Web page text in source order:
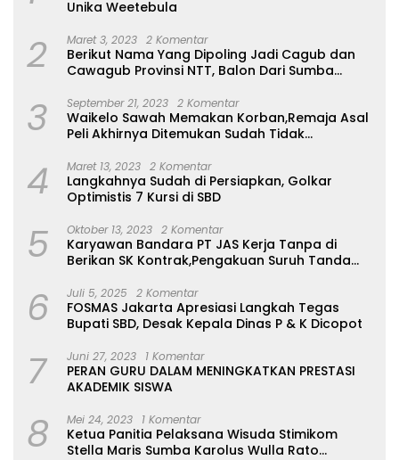
Unika Weetebula
2 Maret 3, 2023 2 Komentar
Berikut Nama Yang Dipoling Jadi Cagub dan
Cawagub Provinsi NTT, Balon Dari Sumba
3 September 21, 2023 2 Komentar
Waikelo Sawah Memakan Korban,Remaja Asal
Peli Akhirnya Ditemukan Sudah Tidak
4 Maret 13, 2023 2 Komentar
Langkahnya Sudah di Persiapkan, Golkar
Optimistis 7 Kursi di SBD
5 Oktober 13, 2023 2 Komentar
Karyawan Bandara PT JAS Kerja Tanpa di
Berikan SK Kontrak,Pengakuan Suruh Tanda
6 Juli 5, 2025 2 Komentar
FOSMAS Jakarta Apresiasi Langkah Tegas
Bupati SBD, Desak Kepala Dinas P & K Dicopot
7 Juni 27, 2023 1 Komentar
PERAN GURU DALAM MENINGKATKAN PRESTASI
AKADEMIK SISWA
8 Mei 24, 2023 1 Komentar
Ketua Panitia Pelaksana Wisuda Stimikom
Stella Maris Sumba Karolus Wulla Rato